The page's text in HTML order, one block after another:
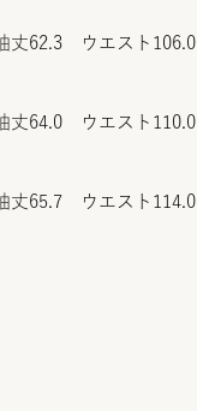
62.3 ウエスト106.0
64.0 ウエスト110.0
65.7 ウエスト114.0